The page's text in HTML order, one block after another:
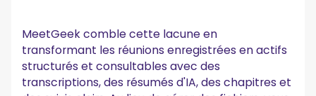
MeetGeek comble cette lacune en
transformant les réunions enregistrées en actifs
structurés et consultables avec des
transcriptions, des résumés d'IA, des chapitres et